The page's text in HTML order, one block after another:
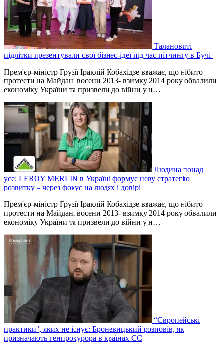
Талановиті
підлітки презентували свої бізнес-ідеї під час пітчингу в Бучі
Прем'єр-міністр Грузії Іраклій Кобахідзе вважає, що нібито
протести на Майдані восени 2013- взимку 2014 року обвалили
економіку України та призвели до війни у н…
Людина понад
усе: LEROY MERLIN в Україні формує нову стратегію
розвитку – через фокус на людях і довірі
Прем'єр-міністр Грузії Іраклій Кобахідзе вважає, що нібито
протести на Майдані восени 2013- взимку 2014 року обвалили
економіку України та призвели до війни у н…
“Європейські
практики”, яких не існує: Броневицький розповів, як
призначають генпрокурора в країнах ЄС